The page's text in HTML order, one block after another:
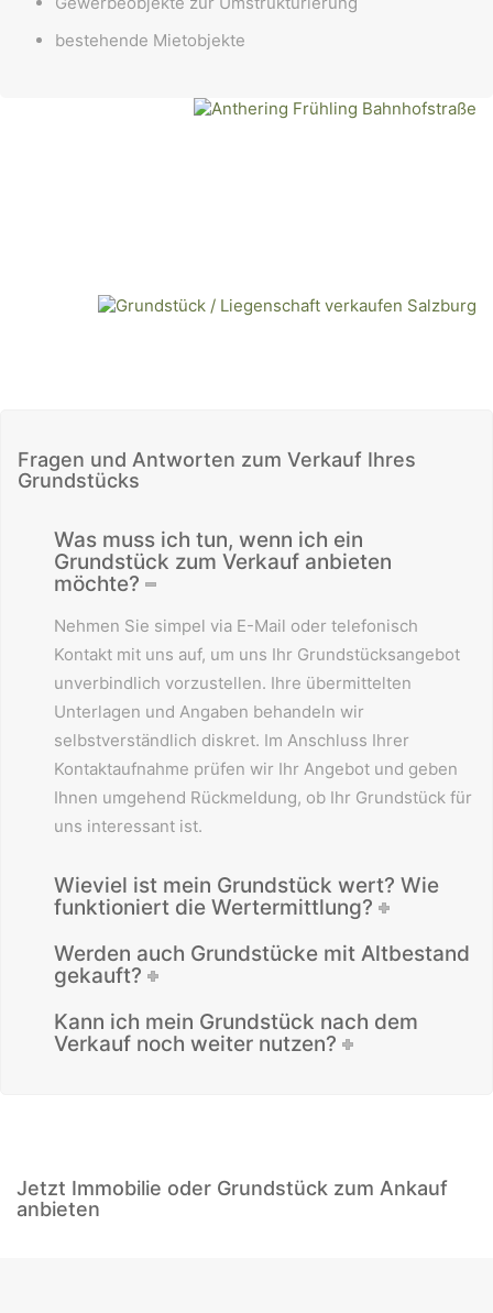
bestehende Mietobjekte
Fragen und Antworten zum Verkauf Ihres
Grundstücks
Was muss ich tun, wenn ich ein
Grundstück zum Verkauf anbieten
möchte?
Nehmen Sie simpel via E-Mail oder telefonisch
Kontakt mit uns auf, um uns Ihr Grundstücksangebot
unverbindlich vorzustellen. Ihre übermittelten
Unterlagen und Angaben behandeln wir
selbstverständlich diskret. Im Anschluss Ihrer
Kontaktaufnahme prüfen wir Ihr Angebot und geben
Ihnen umgehend Rückmeldung, ob Ihr Grundstück für
uns interessant ist.
Wieviel ist mein Grundstück wert? Wie
funktioniert die Wertermittlung?
Werden auch Grundstücke mit Altbestand
gekauft?
Kann ich mein Grundstück nach dem
Verkauf noch weiter nutzen?
Jetzt Immobilie oder Grundstück zum Ankauf
anbieten